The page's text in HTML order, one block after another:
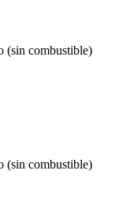
(sin combustible)
(sin combustible)